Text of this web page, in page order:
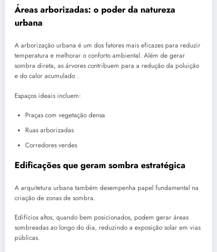
Áreas arborizadas: o poder da natureza
urbana
A arborização urbana é um dos fatores mais eficazes para reduzir
temperatura e melhorar o conforto ambiental. Além de gerar
sombra direta, as árvores contribuem para a redução da poluição
e do calor acumulado .
Espaços ideais incluem:
Praças com vegetação densa
Ruas arborizadas
Corredores verdes
Edificações que geram sombra estratégica
A arquitetura urbana também desempenha papel fundamental na
criação de zonas de sombra.
Edifícios altos, quando bem posicionados, podem gerar áreas
sombreadas ao longo do dia, reduzindo a exposição solar em vias
públicas.